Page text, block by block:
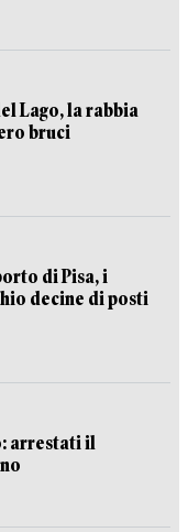
Lago, la rabbia
bruci
di Pisa, i
decine di posti
arrestati il